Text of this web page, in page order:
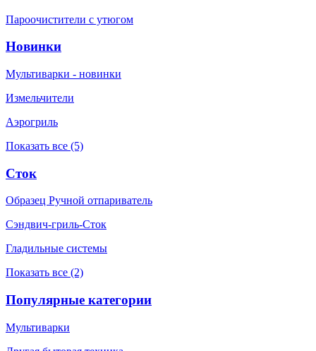
Пароочистители с утюгом
Новинки
Мультиварки - новинки
Измельчители
Аэрогриль
Показать все (5)
Сток
Образец Ручной отпариватель
Сэндвич-гриль-Сток
Гладильные системы
Показать все (2)
Популярные категории
Мультиварки